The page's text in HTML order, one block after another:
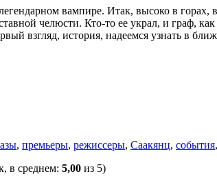
вампире. Итак, высоко в
челюсти. Кто-то ее украл, и граф,
взгляд, история, надеемся узнать в
, премьеры, режиссеры, Саакянц, события,
в среднем: 5,00 из 5)